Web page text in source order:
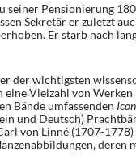
seiner Pensionierung
Sekretär er zuletzt
Er starb nach
der wichtigsten
Vielzahl von
Bände umfassenden
und Deutsch)
von Linné (1707-
deren